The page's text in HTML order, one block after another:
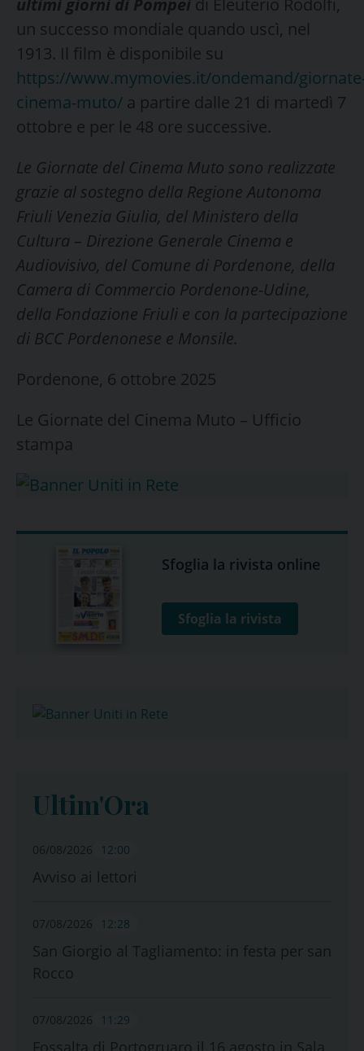
un successo mondiale quando uscì, nel
1913. Il film è disponibile su
https://www.mymovies.it/ondemand/
cinema-muto/ a partire dalle 21 di martedì 7
ottobre e per le 48 ore successive.
Le Giornate del Cinema Muto sono realizzate
grazie al sostegno della Regione Autonoma
Friuli Venezia Giulia, del Ministero della
Cultura – Direzione Generale Cinema e
Audiovisivo, del Comune di Pordenone, della
Camera di Commercio Pordenone-Udine,
della Fondazione Friuli e con la partecipazione
di BCC Pordenonese e Monsile.
Pordenone, 6 ottobre 2025
Le Giornate del Cinema Muto – Ufficio
stampa
Sfoglia la rivista online
Sfoglia la rivista
Ultim'Ora
06/08/2026 12:00
Avviso ai lettori
07/08/2026 12:28
San Giorgio al Tagliamento: in festa per san
Rocco
07/08/2026 11:29
Fossalta di Portogruaro il 16 agosto in Sala